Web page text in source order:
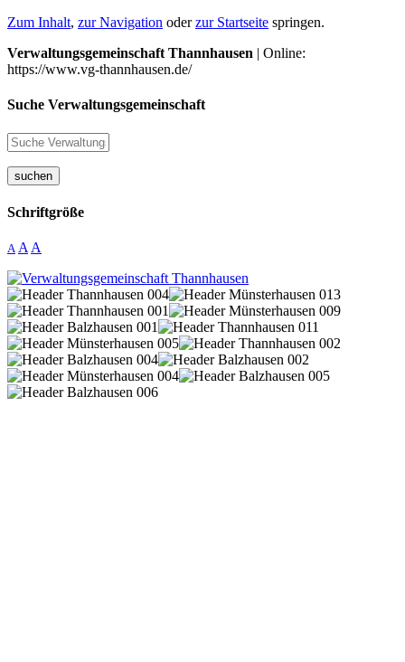
Zum Inhalt, zur Navigation oderzur Startseite springen.
Verwaltungsgemeinschaft Thannhausen | Online:
https://www.vg-thannhausen.de/
Suche Verwaltungsgemeinschaft
suchen
Schriftgröße
A A A